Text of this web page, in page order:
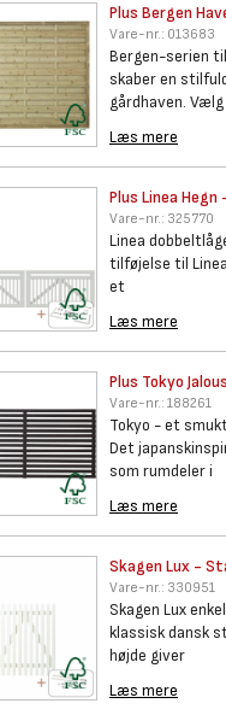
Plus Bergen
Vare-nr.: 013683
Bergen-serien
skaber en
gårdhaven.
Læs mere
Plus Linea Hegn
Vare-nr.: 325770
Linea
tilføjelse til
et
Læs mere
Plus Tokyo
Vare-nr.: 188261
Tokyo - et
Det
som rumdeler i
Læs mere
Skagen Lux -
Vare-nr.: 330951
Skagen Lux
klassisk dansk
højde giver
Læs mere